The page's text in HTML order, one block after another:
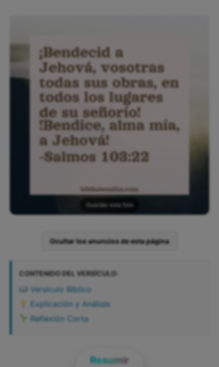
Guardar esta foto
Ocultar los anuncios de esta página
CONTENIDO DEL VERSÍCULO:
Versículo Bíblico
Explicación y Análisis
Reflexión Corta
Resumir